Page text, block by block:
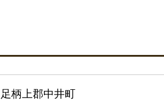
足柄上郡中井町